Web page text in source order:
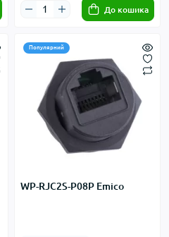
До кошика
Популярний
WP-RJC2S-P08P Emico